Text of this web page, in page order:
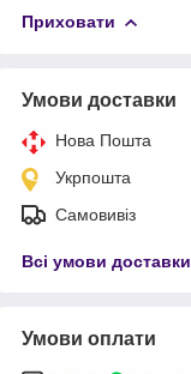
Приховати
Умови доставки
Нова Пошта
Укрпошта
Самовивіз
Всі умови доставки
Умови оплати